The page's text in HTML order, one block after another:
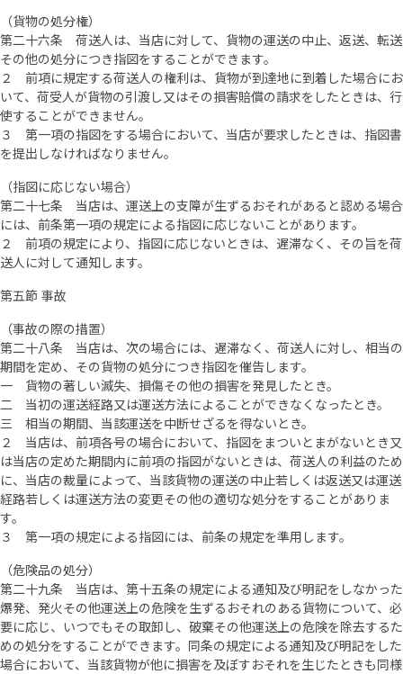
（貨物の処分権）
第二十六条 荷送人は、当店に対して、貨物の運送の中止、返送、転送
その他の処分につき指図をすることができます。
２ 前項に規定する荷送人の権利は、貨物が到達地に到着した場合にお
いて、荷受人が貨物の引渡し又はその損害賠償の請求をしたときは、行
使することができません。
３ 第一項の指図をする場合において、当店が要求したときは、指図書
を提出しなければなりません。
（指図に応じない場合）
第二十七条 当店は、運送上の支障が生ずるおそれがあると認める場合
には、前条第一項の規定による指図に応じないことがあります。
２ 前項の規定により、指図に応じないときは、遅滞なく、その旨を荷
送人に対して通知します。
第五節 事故
（事故の際の措置）
第二十八条 当店は、次の場合には、遅滞なく、荷送人に対し、相当の
期間を定め、その貨物の処分につき指図を催告します。
一 貨物の著しい滅失、損傷その他の損害を発見したとき。
二 当初の運送経路又は運送方法によることができなくなったとき。
三 相当の期間、当該運送を中断せざるを得ないとき。
２ 当店は、前項各号の場合において、指図をまついとまがないとき又
は当店の定めた期間内に前項の指図がないときは、荷送人の利益のため
に、当店の裁量によって、当該貨物の運送の中止若しくは返送又は運送
経路若しくは運送方法の変更その他の適切な処分をすることがありま
す。
３ 第一項の規定による指図には、前条の規定を準用します。
（危険品の処分）
第二十九条 当店は、第十五条の規定による通知及び明記をしなかった
爆発、発火その他運送上の危険を生ずるおそれのある貨物について、必
要に応じ、いつでもその取卸し、破棄その他運送上の危険を除去するた
めの処分をすることができます。同条の規定による通知及び明記をした
場合において、当該貨物が他に損害を及ぼすおそれを生じたときも同様